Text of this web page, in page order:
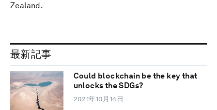
Zealand.
最新記事
Could blockchain be the key that
unlocks the SDGs?
2021年10月14日